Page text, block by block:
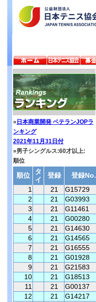
» 日本商業開発 ベテランJOPラ
ンキング
2021年11月31日付
»男子シングルス:60才以上:
順位
順位
タ
イ
登録 登録No.
1
21 G15729
2
21 G03993
3
21 G11461
4
21 G00280
5
21 G14630
6
21 G14565
7
21 G16555
8
21 G01928
9
21 G21583
10
21 G18513
11
21 G00137
12
21 G14217